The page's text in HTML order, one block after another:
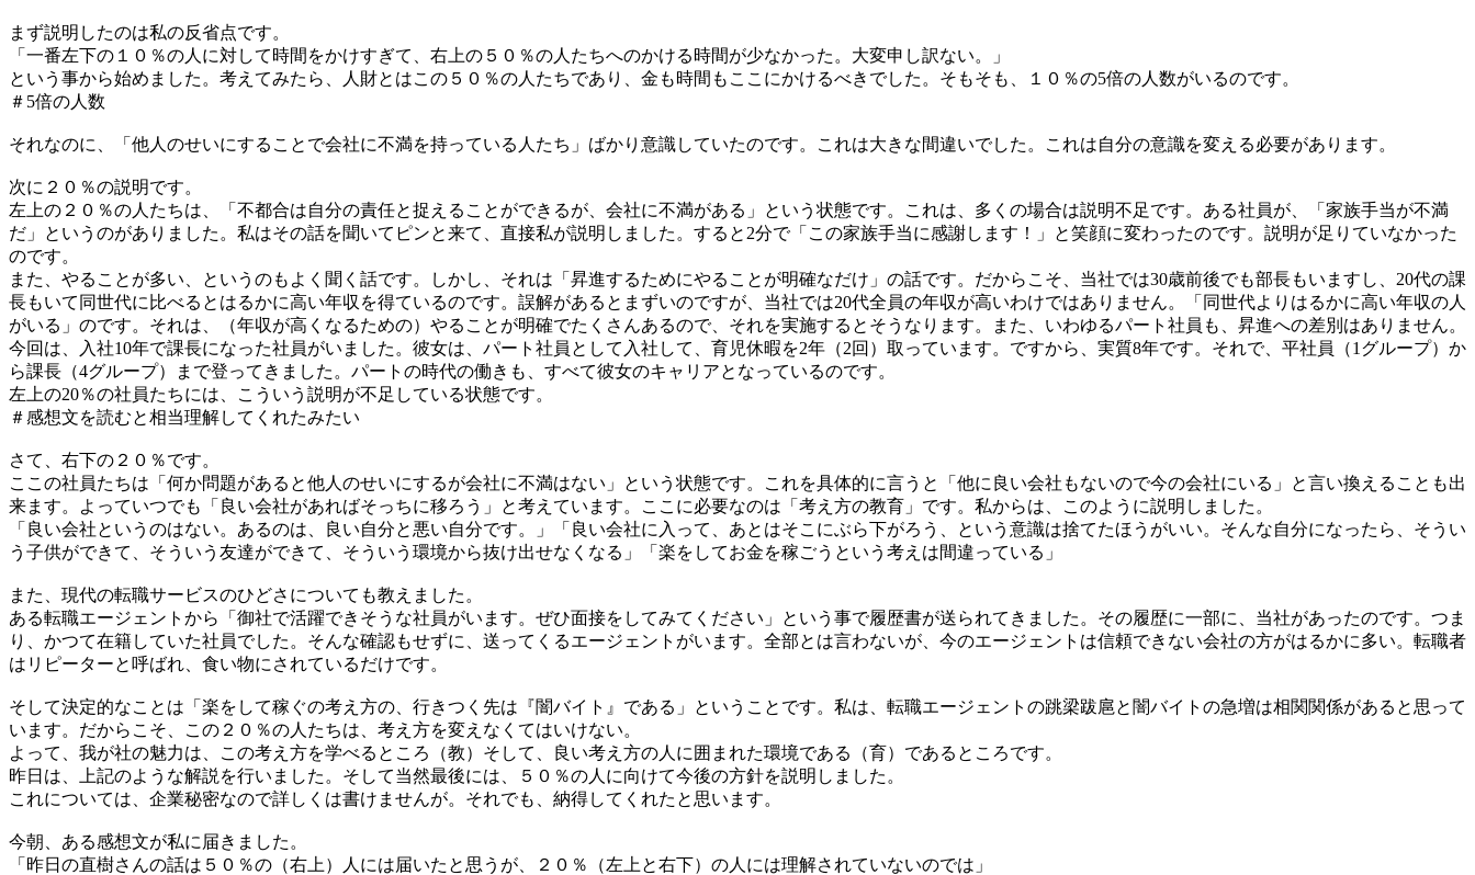
まず説明したのは私の反省点です。
「一番左下の１０％の人に対して時間をかけすぎて、右上の５０％の人たちへのかける時間が少なかった。大変申し訳ない。」
という事から始めました。考えてみたら、人財とはこの５０％の人たちであり、金も時間もここにかけるべきでした。そもそも、１０％の5倍の人数がいるのです。
＃5倍の人数
それなのに、「他人のせいにすることで会社に不満を持っている人たち」ばかり意識していたのです。これは大きな間違いでした。これは自分の意識を変える必要があります。
次に２０％の説明です。
左上の２０％の人たちは、「不都合は自分の責任と捉えることができるが、会社に不満がある」という状態です。これは、多くの場合は説明不足です。ある社員が、「家族手当が不満
だ」というのがありました。私はその話を聞いてピンと来て、直接私が説明しました。すると2分で「この家族手当に感謝します！」と笑顔に変わったのです。説明が足りていなかった
のです。
また、やることが多い、というのもよく聞く話です。しかし、それは「昇進するためにやることが明確なだけ」の話です。だからこそ、当社では30歳前後でも部長もいますし、20代の課
長もいて同世代に比べるとはるかに高い年収を得ているのです。誤解があるとまずいのですが、当社では20代全員の年収が高いわけではありません。「同世代よりはるかに高い年収の人
がいる」のです。それは、（年収が高くなるための）やることが明確でたくさんあるので、それを実施するとそうなります。また、いわゆるパート社員も、昇進への差別はありません。
今回は、入社10年で課長になった社員がいました。彼女は、パート社員として入社して、育児休暇を2年（2回）取っています。ですから、実質8年です。それで、平社員（1グループ）か
ら課長（4グループ）まで登ってきました。パートの時代の働きも、すべて彼女のキャリアとなっているのです。
左上の20％の社員たちには、こういう説明が不足している状態です。
＃感想文を読むと相当理解してくれたみたい
さて、右下の２０％です。
ここの社員たちは「何か問題があると他人のせいにするが会社に不満はない」という状態です。これを具体的に言うと「他に良い会社もないので今の会社にいる」と言い換えることも出
来ます。よっていつでも「良い会社があればそっちに移ろう」と考えています。ここに必要なのは「考え方の教育」です。私からは、このように説明しました。
「良い会社というのはない。あるのは、良い自分と悪い自分です。」「良い会社に入って、あとはそこにぶら下がろう、という意識は捨てたほうがいい。そんな自分になったら、そうい
う子供ができて、そういう友達ができて、そういう環境から抜け出せなくなる」「楽をしてお金を稼ごうという考えは間違っている」
また、現代の転職サービスのひどさについても教えました。
ある転職エージェントから「御社で活躍できそうな社員がいます。ぜひ面接をしてみてください」という事で履歴書が送られてきました。その履歴に一部に、当社があったのです。つま
り、かつて在籍していた社員でした。そんな確認もせずに、送ってくるエージェントがいます。全部とは言わないが、今のエージェントは信頼できない会社の方がはるかに多い。転職者
はリピーターと呼ばれ、食い物にされているだけです。
そして決定的なことは「楽をして稼ぐの考え方の、行きつく先は『闇バイト』である」ということです。私は、転職エージェントの跳梁跋扈と闇バイトの急増は相関関係があると思って
います。だからこそ、この２０％の人たちは、考え方を変えなくてはいけない。
よって、我が社の魅力は、この考え方を学べるところ（教）そして、良い考え方の人に囲まれた環境である（育）であるところです。
昨日は、上記のような解説を行いました。そして当然最後には、５０％の人に向けて今後の方針を説明しました。
これについては、企業秘密なので詳しくは書けませんが。それでも、納得してくれたと思います。
今朝、ある感想文が私に届きました。
「昨日の直樹さんの話は５０％の（右上）人には届いたと思うが、２０％（左上と右下）の人には理解されていないのでは」